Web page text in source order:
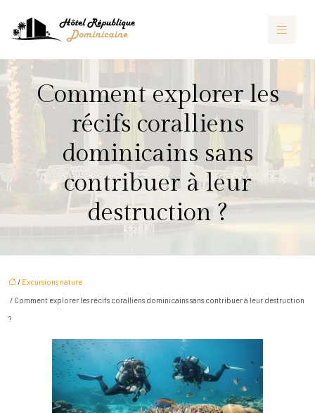
Comment explorer les
récifs coralliens
dominicains sans
contribuer à leur
destruction ?
/ Excursions nature
/ Comment explorer les récifs coralliens dominicains sans contribuer à leur destruction
?